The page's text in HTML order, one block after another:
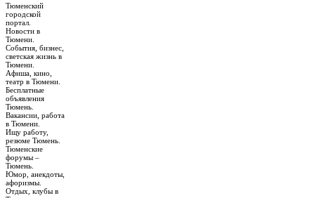
Тюменский
городской
портал.
Новости в
Тюмени.
События, бизнес,
светская жизнь в
Тюмени.
Афиша, кино,
театр в Тюмени.
Бесплатные
объявления
Тюмень.
Вакансии, работа
в Тюмени.
Ищу работу,
резюме Тюмень.
Тюменские
форумы –
Тюмень.
Юмор, анекдоты,
афоризмы.
Отдых, клубы в